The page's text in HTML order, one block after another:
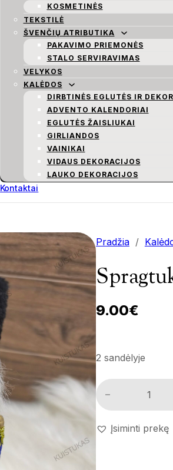
KOSMETINĖS
TEKSTILĖ
ŠVENČIŲ ATRIBUTIKA
PAKAVIMO PRIEMONĖS
STALO SERVIRAVIMAS
VELYKOS
KALĖDOS
DIRBTINĖS EGLUTĖS IR
ADVENTO KALENDORIAI
EGLUTĖS ŽAISLIUKAI
GIRLIANDOS
VAINIKAI
VIDAUS DEKORACIJOS
LAUKO DEKORACIJOS
Kontaktai
Pradžia /
9.00€
2 sandėlyje
Spragtukas
Įsiminti prekę